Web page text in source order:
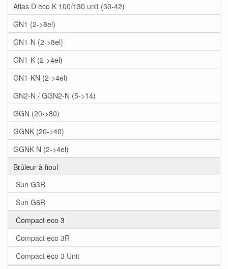
Atlas D eco K 100/130 unit (30-42)
GN1 (2->8el)
GN1-N (2->8el)
GN1-K (2->4el)
GN1-KN (2->4el)
GN2-N / GGN2-N (5->14)
GGN (20->80)
GGNK (20->40)
GGNK N (2->4el)
Brûleur à fioul
Sun G3R
Sun G6R
Compact eco 3
Compact eco 3R
Compact eco 3 Unit